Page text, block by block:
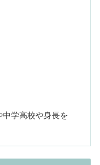
学高校や身長を